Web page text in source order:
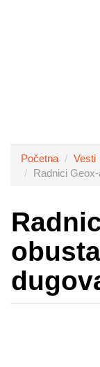
Početna Vesti
Radnici